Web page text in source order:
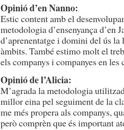
Opinió d’en Nanno:
Estic content amb el
metodologia d’ensenyança d’en
d’aprenentatge i domini del ús
àmbits. També estimo molt el
els companys i companyes en les
Opinió de l’Alicia:
M’agrada la metodologia
millor eina pel seguiment de la
me més propera als companys,
però comprèn que és important